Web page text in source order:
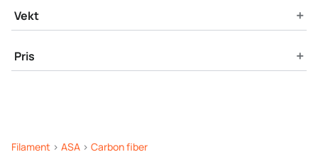
Vekt +
Pris +
Filament > ASA > Carbon fiber